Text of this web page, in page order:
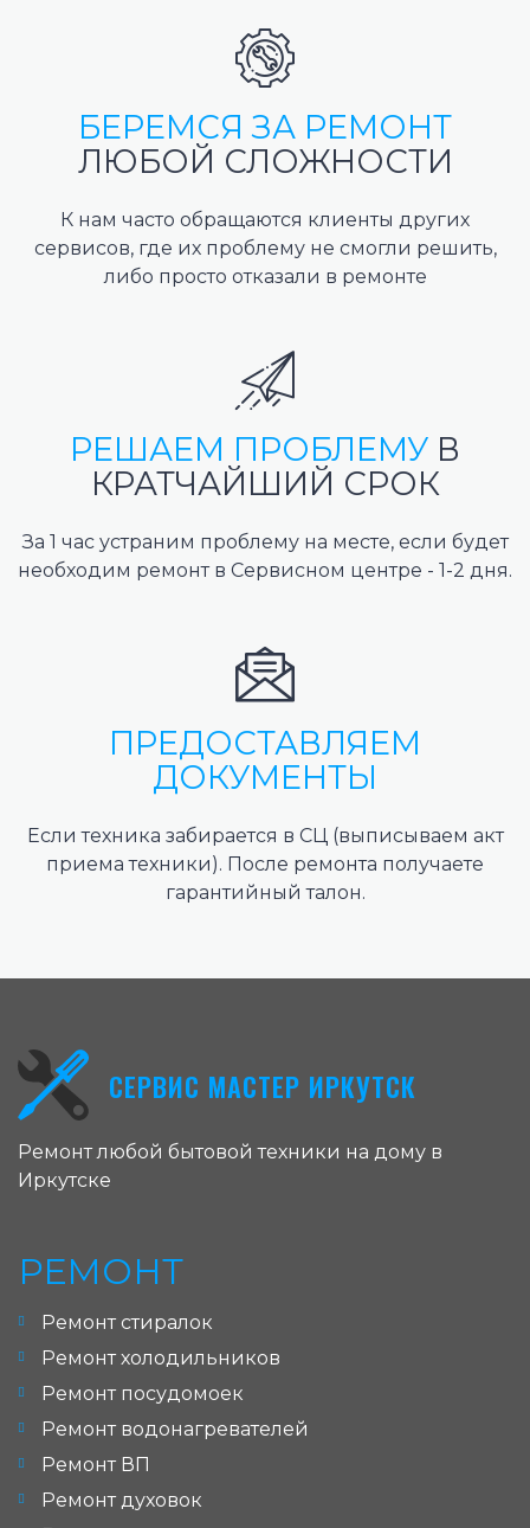
БЕРЕМСЯ ЗА РЕМОНТ
ЛЮБОЙ СЛОЖНОСТИ
К нам часто обращаются клиенты других
сервисов, где их проблему не смогли решить,
либо просто отказали в ремонте
РЕШАЕМ ПРОБЛЕМУ В
КРАТЧАЙШИЙ СРОК
За 1 час устраним проблему на месте, если будет
необходим ремонт в Сервисном центре - 1-2 дня.
ПРЕДОСТАВЛЯЕМ
ДОКУМЕНТЫ
Если техника забирается в СЦ (выписываем акт
приема техники). После ремонта получаете
гарантийный талон.
СЕРВИС МАСТЕР ИРКУТСК
Ремонт любой бытовой техники на дому в
Иркутске
РЕМОНТ
Ремонт стиралок
Ремонт холодильников
Ремонт посудомоек
Ремонт водонагревателей
Ремонт ВП
Ремонт духовок